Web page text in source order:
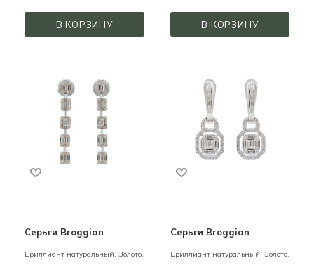
В КОРЗИНУ В КОРЗИНУ
Серьги Broggian
Бриллиант натуральный, Золото,
Серьги Broggian
Бриллиант натуральный, Золото,